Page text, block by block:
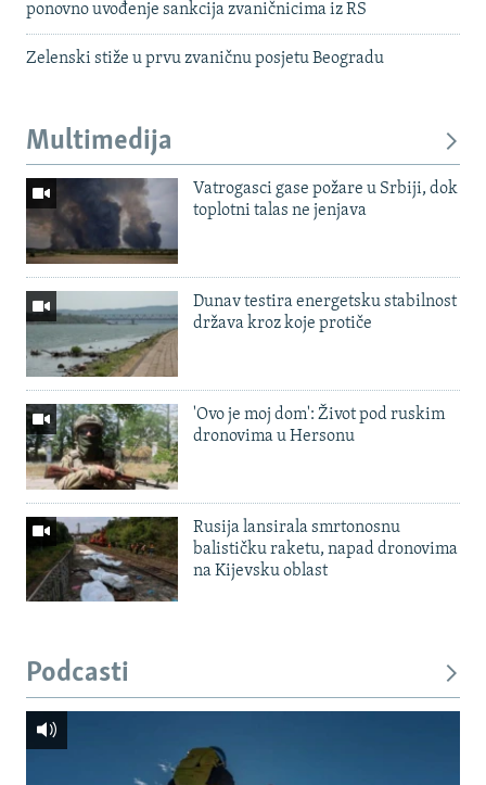
ponovno uvođenje sankcija zvaničnicima iz RS
Zelenski stiže u prvu zvaničnu posjetu Beogradu
Multimedija
Vatrogasci gase požare u Srbiji, dok
toplotni talas ne jenjava
Dunav testira energetsku stabilnost
država kroz koje protiče
'Ovo je moj dom': Život pod ruskim
dronovima u Hersonu
Rusija lansirala smrtonosnu
balističku raketu, napad dronovima
na Kijevsku oblast
Podcasti